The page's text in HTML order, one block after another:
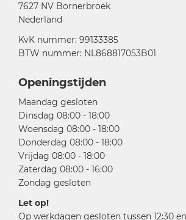
7627 NV Bornerbroek
Nederland
KvK nummer: 99133385
BTW nummer: NL868817053B01
Openingstijden
Maandag gesloten
Dinsdag 08:00 - 18:00
Woensdag 08:00 - 18:00
Donderdag 08:00 - 18:00
Vrijdag 08:00 - 18:00
Zaterdag 08:00 - 16:00
Zondag gesloten
Let op!
Op werkdagen gesloten tussen 12:30 en